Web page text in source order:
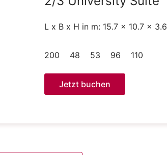
L x B x H in m: 15.7 x 10.7 x 3.6
200 48 53 96 110
Jetzt buchen